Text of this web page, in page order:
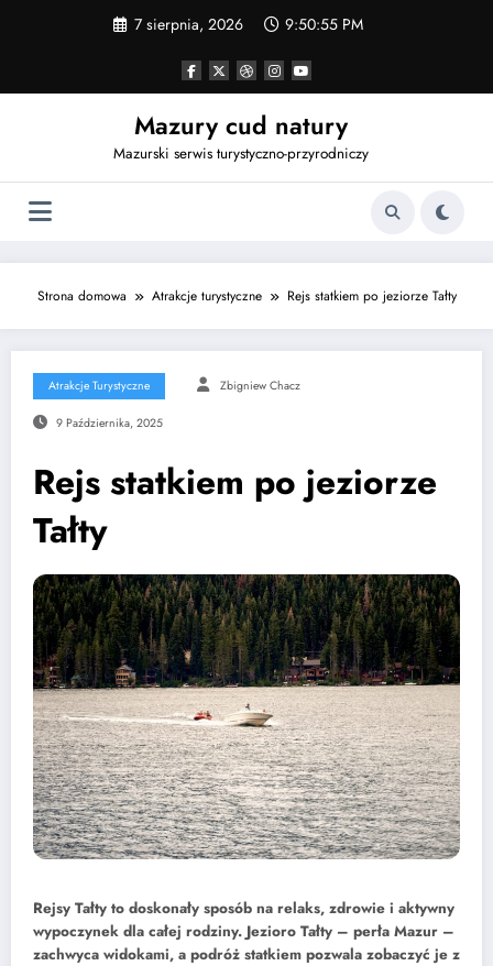
7 sierpnia, 2026 9:50:56 PM
Mazury cud natury
Mazurski serwis turystyczno-przyrodniczy
Strona domowa Atrakcje turystyczne Rejs statkiem po jeziorze Tałty
Atrakcje Turystyczne Zbigniew Chacz
9 Października, 2025
Rejs statkiem po jeziorze
Tałty
Rejsy Tałty to doskonały sposób na relaks, zdrowie i aktywny
wypoczynek dla całej rodziny. Jezioro Tałty – perła Mazur –
zachwyca widokami, a podróż statkiem pozwala zobaczyć je z